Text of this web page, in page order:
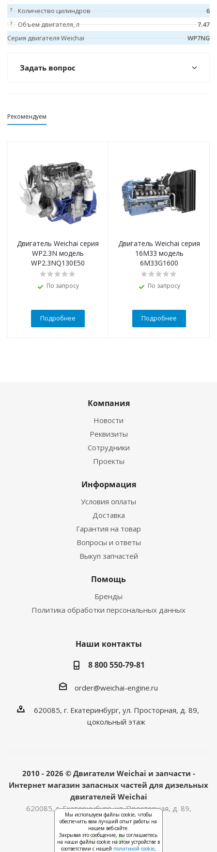
? Количество цилиндров 6
? Объем двигателя, л
7.47
Серия двигателя Weichai
WP7NG
Задать вопрос
Рекомендуем
Двигатель Weichai серия
WP2.3N модель
WP2.3NQ130E50
По запросу
Подробнее
Двигатель Weichai серия
16M33 модель
6M33G1600
По запросу
Подробнее
Компания
Новости
Реквизиты
Сотрудники
Проекты
Информация
Условия оплаты
Доставка
Гарантия на товар
Вопросы и ответы
Выкуп запчастей
Помощь
Бренды
Политика обработки персональных данных
Наши контакты
8 800 550-79-81
order@weichai-engine.ru
620085, г. Екатеринбург, ул. Просторная, д. 89,
цокольный этаж
2010 - 2026 © Двигатели Weichai и запчасти -
Интернет магазин запасных частей для дизельных
двигателей Weichai
620085, г. Екатеринбург, ул. Просторная, д. 89,
цокольный этаж
Мы используем файлы cookie, чтобы
обеспечить вам лучший опыт работы на
нашем веб-сайте.
Закрывая это сообщение, вы соглашаетесь
на наши файлы cookie на этом устройстве в
соответствии с нашей политикой cookie,